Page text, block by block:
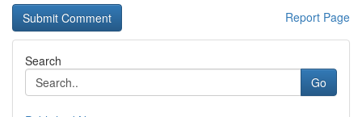
Report Page
Search
Go